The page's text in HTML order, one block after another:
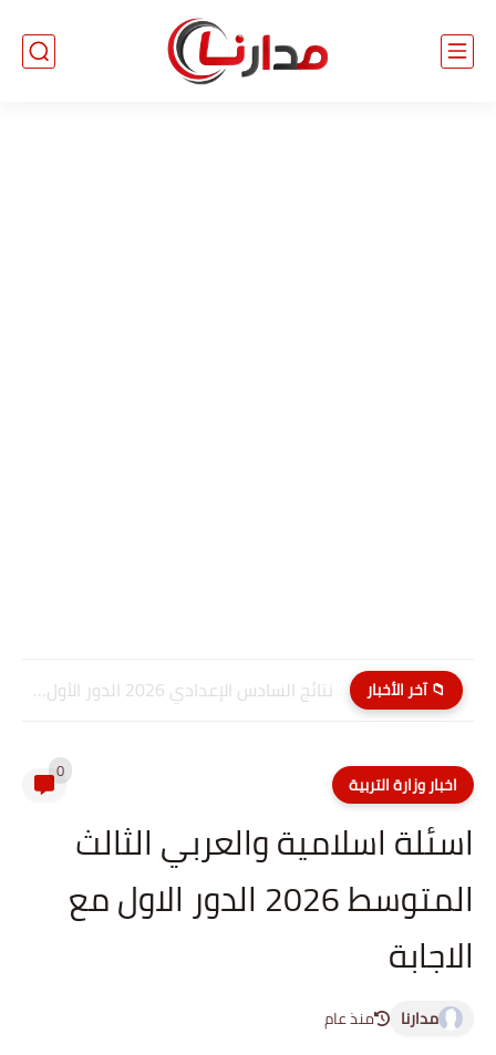
📁 آخر الأخبار نتائج السادس الإعدادي 2026 الدور الأول PDF كربلاء المقدسة| موقع...
اخبار وزارة التربية 0
اسئلة اسلامية والعربي الثالث
المتوسط 2026 الدور الاول مع
الاجابة
مدارنا منذ عام